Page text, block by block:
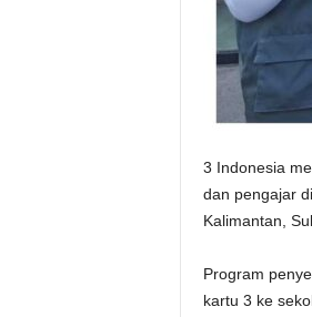
3 Indonesia
dan pengajar
Kalimantan,
Program
kartu 3 ke